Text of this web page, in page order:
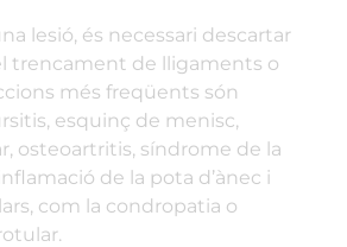
lesió, és necessari descartar
trencament de lligaments o
més freqüents són
esquinç de menisc,
osteoartritis, síndrome de la
de la pota d’ànec i
com la condropatia o